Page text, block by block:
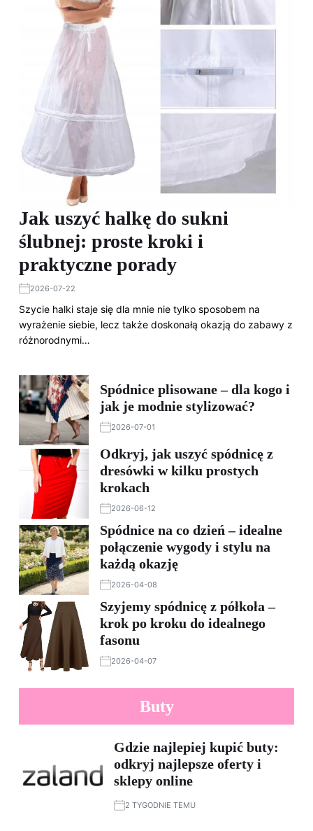
Jak uszyć halkę do sukni
ślubnej: proste kroki i
praktyczne porady
2026-07-22
Szycie halki staje się dla mnie nie tylko sposobem na
wyrażenie siebie, lecz także doskonałą okazją do zabawy z
różnorodnymi…
Spódnice plisowane – dla kogo i
jak je modnie stylizować?
2026-07-01
Odkryj, jak uszyć spódnicę z
dresówki w kilku prostych
krokach
2026-06-12
Spódnice na co dzień – idealne
połączenie wygody i stylu na
każdą okazję
2026-04-08
Szyjemy spódnicę z półkoła –
krok po kroku do idealnego
fasonu
2026-04-07
Buty
Gdzie najlepiej kupić buty:
odkryj najlepsze oferty i
sklepy online
2 TYGODNIE TEMU